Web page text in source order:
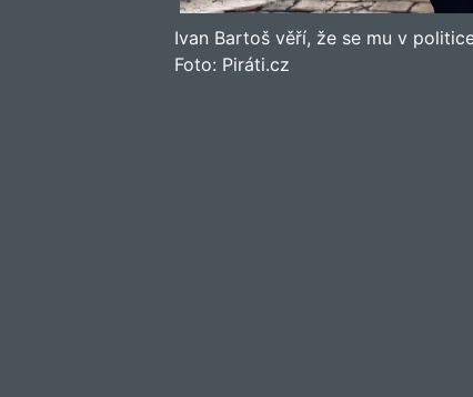
Ivan Bartoš věří, že se mu v
Foto: Piráti.cz